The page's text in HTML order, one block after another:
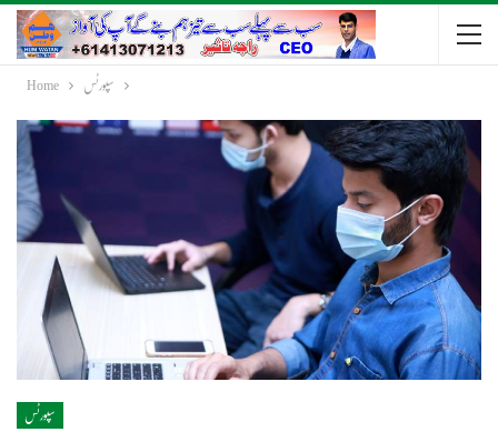
Home سپورٹس
سپورٹس